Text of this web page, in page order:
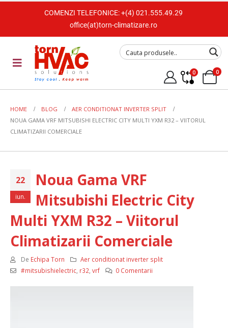
COMENZI TELEFONICE:+(4) 021.555.49.29
office(at)torn-climatizare.ro
0 0
HOME BLOG
AER CONDITIONAT INVERTER SPLIT
NOUA GAMA VRF MITSUBISHI ELECTRIC CITY MULTI YXM R32 – VIITORUL
CLIMATIZARII COMERCIALE
22
iun.
Noua Gama VRF
Mitsubishi Electric City
Multi YXM R32 – Viitorul
Climatizarii Comerciale
De Echipa Torn
Aer conditionat inverter split
#mitsubishielectric, r32 vrf 0 Comentarii